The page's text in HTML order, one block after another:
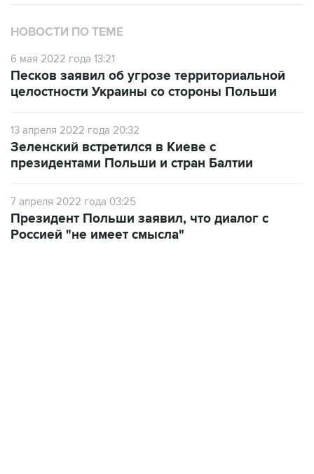
НОВОСТИ ПО ТЕМЕ
6 мая 2022 года 13:21
Песков заявил об угрозе территориальной
целостности Украины со стороны Польши
13 апреля 2022 года 20:32
Зеленский встретился в Киеве с
президентами Польши и стран Балтии
7 апреля 2022 года 03:25
Президент Польши заявил, что диалог с
Россией "не имеет смысла"